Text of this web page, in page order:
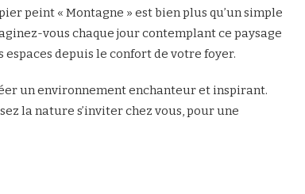
peint « Montagne » est bien plus qu’un simple
vous chaque jour contemplant ce paysage
depuis le confort de votre foyer.
un environnement enchanteur et inspirant.
la nature s’inviter chez vous, pour une